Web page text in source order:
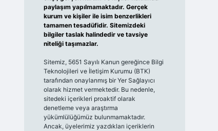
paylaşım yapılmamaktadır. Gerçek
kurum ve kişiler ile isim benzerlikleri
tamamen tesadüfidir. Sitemizdeki
bilgiler taslak halindedir ve tavsiye
niteliği taşımazlar.
Sitemiz, 5651 Sayılı Kanun gereğince Bilgi
Teknolojileri ve İletişim Kurumu (BTK)
tarafından onaylanmış bir Yer Sağlayıcı
olarak hizmet vermektedir. Bu nedenle,
sitedeki içerikleri proaktif olarak
denetleme veya araştırma
yükümlülüğümüz bulunmamaktadır.
Ancak, üyelerimiz yazdıkları içeriklerin